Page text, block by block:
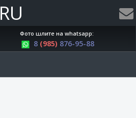
RU
Фото шлите на whatsapp:
8 (985) 876-95-88